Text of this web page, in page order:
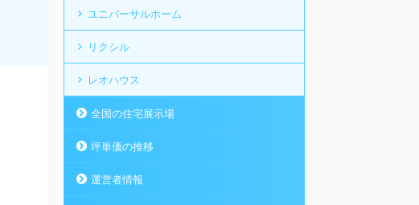
ユニバーサルホーム
リクシル
レオハウス
全国の住宅展示場
坪単価の推移
運営者情報